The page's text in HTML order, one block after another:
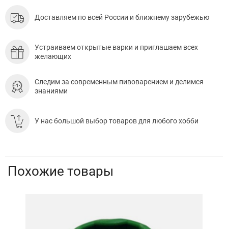
Доставляем по всей России и ближнему зарубежью
Устраиваем открытые варки и приглашаем всех
желающих
Следим за современным пивоварением и делимся
знаниями
У нас большой выбор товаров для любого хобби
Похожие товары